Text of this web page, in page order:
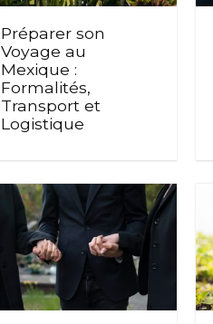
Préparer son
Voyage au
Mexique :
Formalités,
Transport et
Logistique